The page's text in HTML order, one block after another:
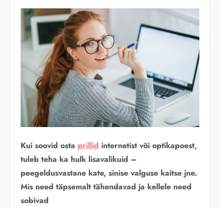
Kui soovid osta prillid internetist või optikapoest,
tuleb teha ka hulk lisavalikuid –
peegeldusvastane kate, sinise valguse kaitse jne.
Mis need täpsemalt tähendavad ja kellele need
sobivad